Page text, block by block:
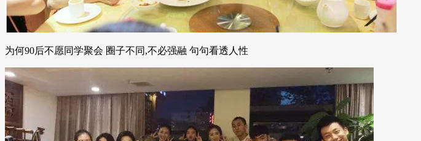
为何90后不愿同学聚会 圈子不同,不必强融 句句看透人性